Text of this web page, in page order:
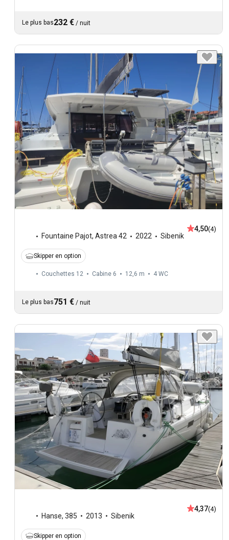
Le plus bas232 € / nuit
Fountaine Pajot, Astrea 42 2022 Sibenik
4,50(4)
Skipper en option
Couchettes 12 Cabine 6 12,6 m 4 WC
Le plus bas751 € / nuit
Hanse, 385 2013 Sibenik
4,37(4)
Skipper en option